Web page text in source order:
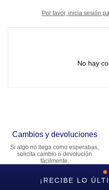
Por favor, inicia sesión
No hay
Cambios y devoluciones
Si algo no llega como esperabas,
solicita cambio o devolución
fácilmente.
¡RECIBE LO